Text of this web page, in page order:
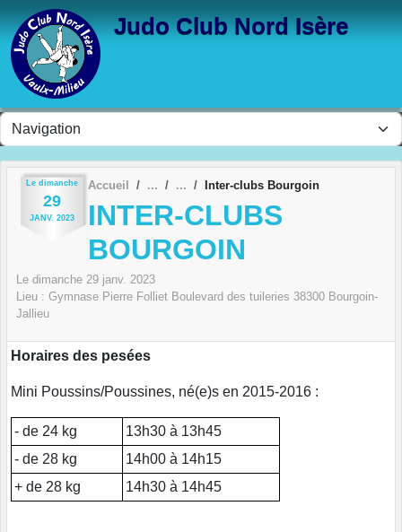
Judo Club Nord Isère
Le dimanche
29
JANV. 2023
Accueil Inter-clubs Bourgoin
INTER-CLUBS
BOURGOIN
Le dimanche 29 janv. 2023
Lieu : Gymnase Pierre Folliet Boulevard des tuileries 38300 Bourgoin-
Jallieu
Horaires des pesées
Mini Poussins/Poussines, né(e)s en 2015-2016 :
- de 24 kg
13h30 à 13h45
- de 28 kg
14h00 à 14h15
+ de 28 kg
14h30 à 14h45
Panneau de gestion des cookies